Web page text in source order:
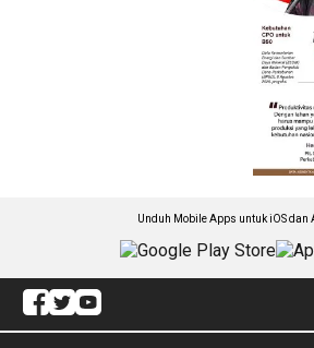
Unduh Mobile Apps untuk iOS dan